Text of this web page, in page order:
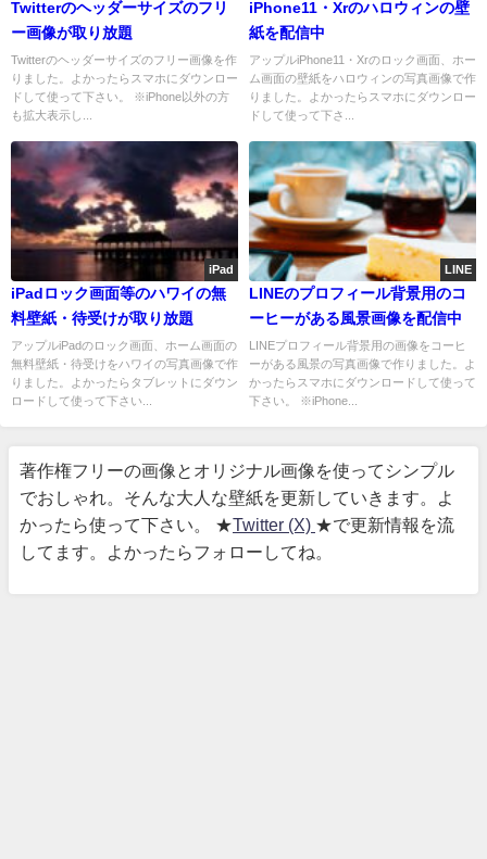
Twitterのヘッダーサイズのフリ
ー画像が取り放題
Twitterのヘッダーサイズのフリー画像を作
りました。よかったらスマホにダウンロー
ドして使って下さい。 ※iPhone以外の方
も拡大表示し...
iPhone11・Xrのハロウィンの壁
紙を配信中
アップルiPhone11・Xrのロック画面、ホー
ム画面の壁紙をハロウィンの写真画像で作
りました。よかったらスマホにダウンロー
ドして使って下さ...
iPad
iPadロック画面等のハワイの無
料壁紙・待受けが取り放題
アップルiPadのロック画面、ホーム画面の
無料壁紙・待受けをハワイの写真画像で作
りました。よかったらタブレットにダウン
ロードして使って下さい...
LINE
LINEのプロフィール背景用のコ
ーヒーがある風景画像を配信中
LINEプロフィール背景用の画像をコーヒ
ーがある風景の写真画像で作りました。よ
かったらスマホにダウンロードして使って
下さい。 ※iPhone...
著作権フリーの画像とオリジナル画像を使ってシンプル
でおしゃれ。そんな大人な壁紙を更新していきます。よ
かったら使って下さい。 ★Twitter (X) ★で更新情報を流
してます。よかったらフォローしてね。